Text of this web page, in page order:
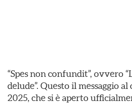
“Spes non confundit”, ovvero
delude”. Questo il messaggio
2025, che si è aperto